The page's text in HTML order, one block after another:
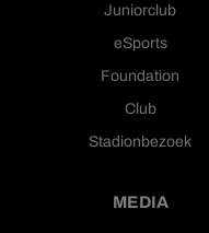
Juniorclub
eSports
Foundation
Club
Stadionbezoek
MEDIA